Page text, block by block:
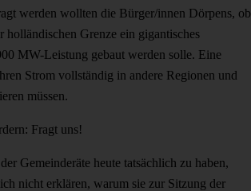
werden wollten die Bürger/innen Dörpens, ob
holländischen Grenze ein gigantisches
MW-Leistung gebaut werden solle. Eine
Strom vollständig in andere Regionen und
müssen.
Gemeinderäte heute tatsächlich zu haben,
nicht erklären, warum sie zur Sitzung der